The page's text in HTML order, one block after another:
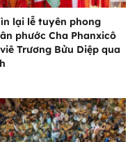
lại lễ tuyên phong
phước Cha Phanxicô
Trương Bửu Diệp qua